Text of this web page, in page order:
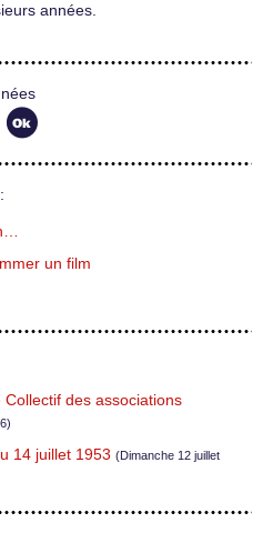
années.
un film
des associations
14 juillet 1953 (Dimanche 12 juillet